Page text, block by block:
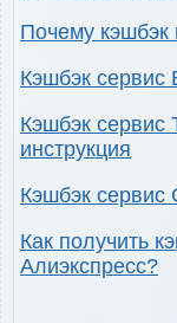
Почему кэшбэк
Кэшбэк сервис
Кэшбэк сервис
инструкция
Кэшбэк сервис
Как получить
Алиэкспресс?